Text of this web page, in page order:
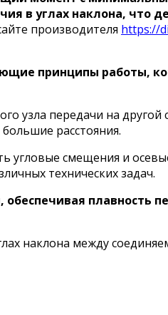
в углах наклона, что
производителя https://
принципы работы,
узла передачи на
расстояния.
угловые смещения и
технических задач.
обеспечивая плавность
наклона между